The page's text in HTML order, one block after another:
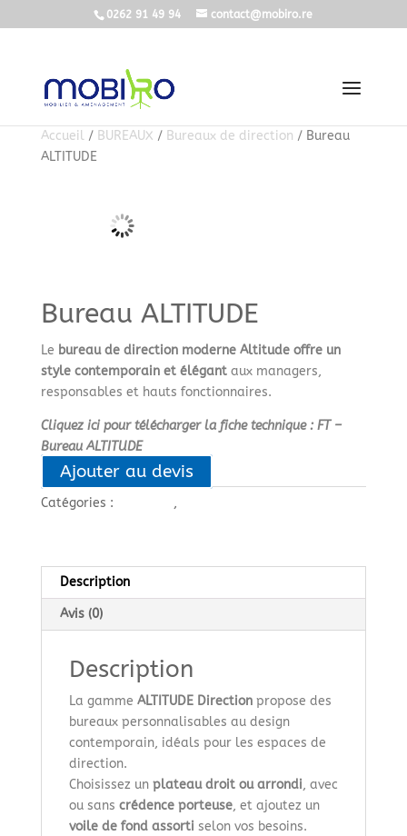
0262 91 49 94 contact@mobiro.re
Accueil/ BUREAUX / Bureaux de direction / Bureau
ALTITUDE
Bureau ALTITUDE
Le bureau de direction moderne Altitude offre un
style contemporain et élégantaux managers,
responsables et hauts fonctionnaires.
Cliquez ici pour télécharger la fiche technique : FT –
Bureau ALTITUDE
Ajouter au devis
Catégories : ,
Description
Avis (0)
Description
La gamme ALTITUDE Directionpropose des
bureaux personnalisables au design
contemporain, idéals pour les espaces de
direction.
Choisissez un plateau droit ou arrondi, avec
ou sans crédence porteuse, et ajoutez un
voile de fond assorti selon vos besoins.